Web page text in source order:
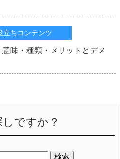
立ちコンテンツ
味・種類・メリットとデメ
しですか？